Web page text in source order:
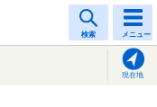
検索 メニュー
現在地